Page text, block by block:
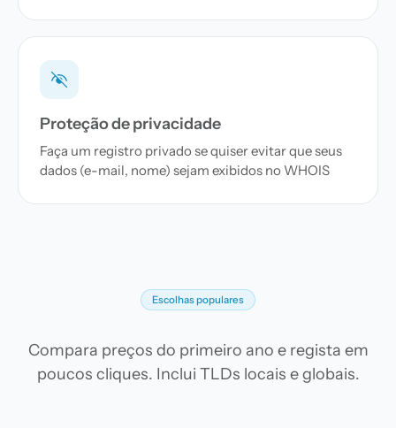
Proteção de privacidade
Faça um registro privado se quiser evitar que seus
dados (e-mail, nome) sejam exibidos no WHOIS
Escolhas populares
Compara preços do primeiro ano e regista em
poucos cliques. Inclui TLDs locais e globais.